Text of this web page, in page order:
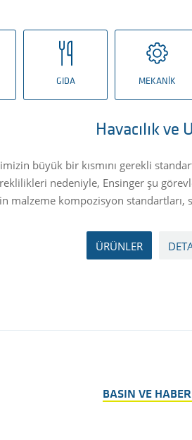
GIDA MEKANIK
Havacılık ve
büyük bir kısmını gerekli
nedeniyle, Ensinger şu
malzeme kompozisyon
ÜRÜNLER
BASIN VE